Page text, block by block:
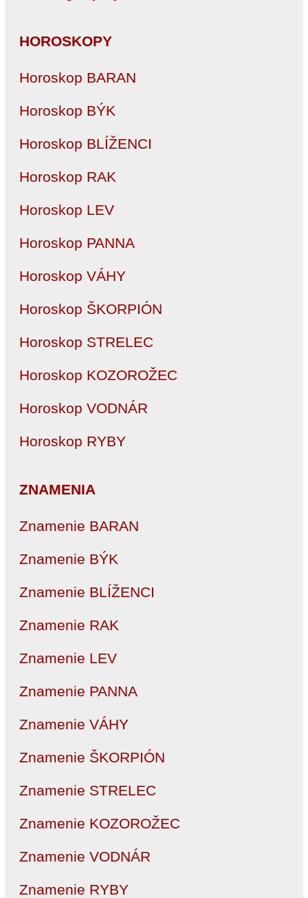
HOROSKOPY
Horoskop BARAN
Horoskop BÝK
Horoskop BLÍŽENCI
Horoskop RAK
Horoskop LEV
Horoskop PANNA
Horoskop VÁHY
Horoskop ŠKORPIÓN
Horoskop STRELEC
Horoskop KOZOROŽEC
Horoskop VODNÁR
Horoskop RYBY
ZNAMENIA
Znamenie BARAN
Znamenie BÝK
Znamenie BLÍŽENCI
Znamenie RAK
Znamenie LEV
Znamenie PANNA
Znamenie VÁHY
Znamenie ŠKORPIÓN
Znamenie STRELEC
Znamenie KOZOROŽEC
Znamenie VODNÁR
Znamenie RYBY